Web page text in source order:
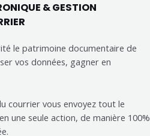
& GESTION
le patrimoine documentaire de
vos données, gagner en
courrier vous envoyez tout le
une seule action, de manière 100%